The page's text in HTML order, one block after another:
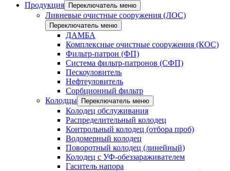
Продукция
Переключатель меню
Ливневые очистные сооружения (ЛОС)
Переключатель меню
ДАМБА
Комплексные очистные сооружения (КОС)
Фильтр-патрон (ФП)
Система фильтр-патронов (СФП)
Пескоуловитель
Нефтеуловитель
Сорбционный фильтр
Колодцы
Переключатель меню
Колодец обслуживания
Распределительный колодец
Контрольный колодец (отбора проб)
Водомерный колодец
Поворотный колодец (линейный)
Колодец с УФ-обеззараживателем
Гаситель напора